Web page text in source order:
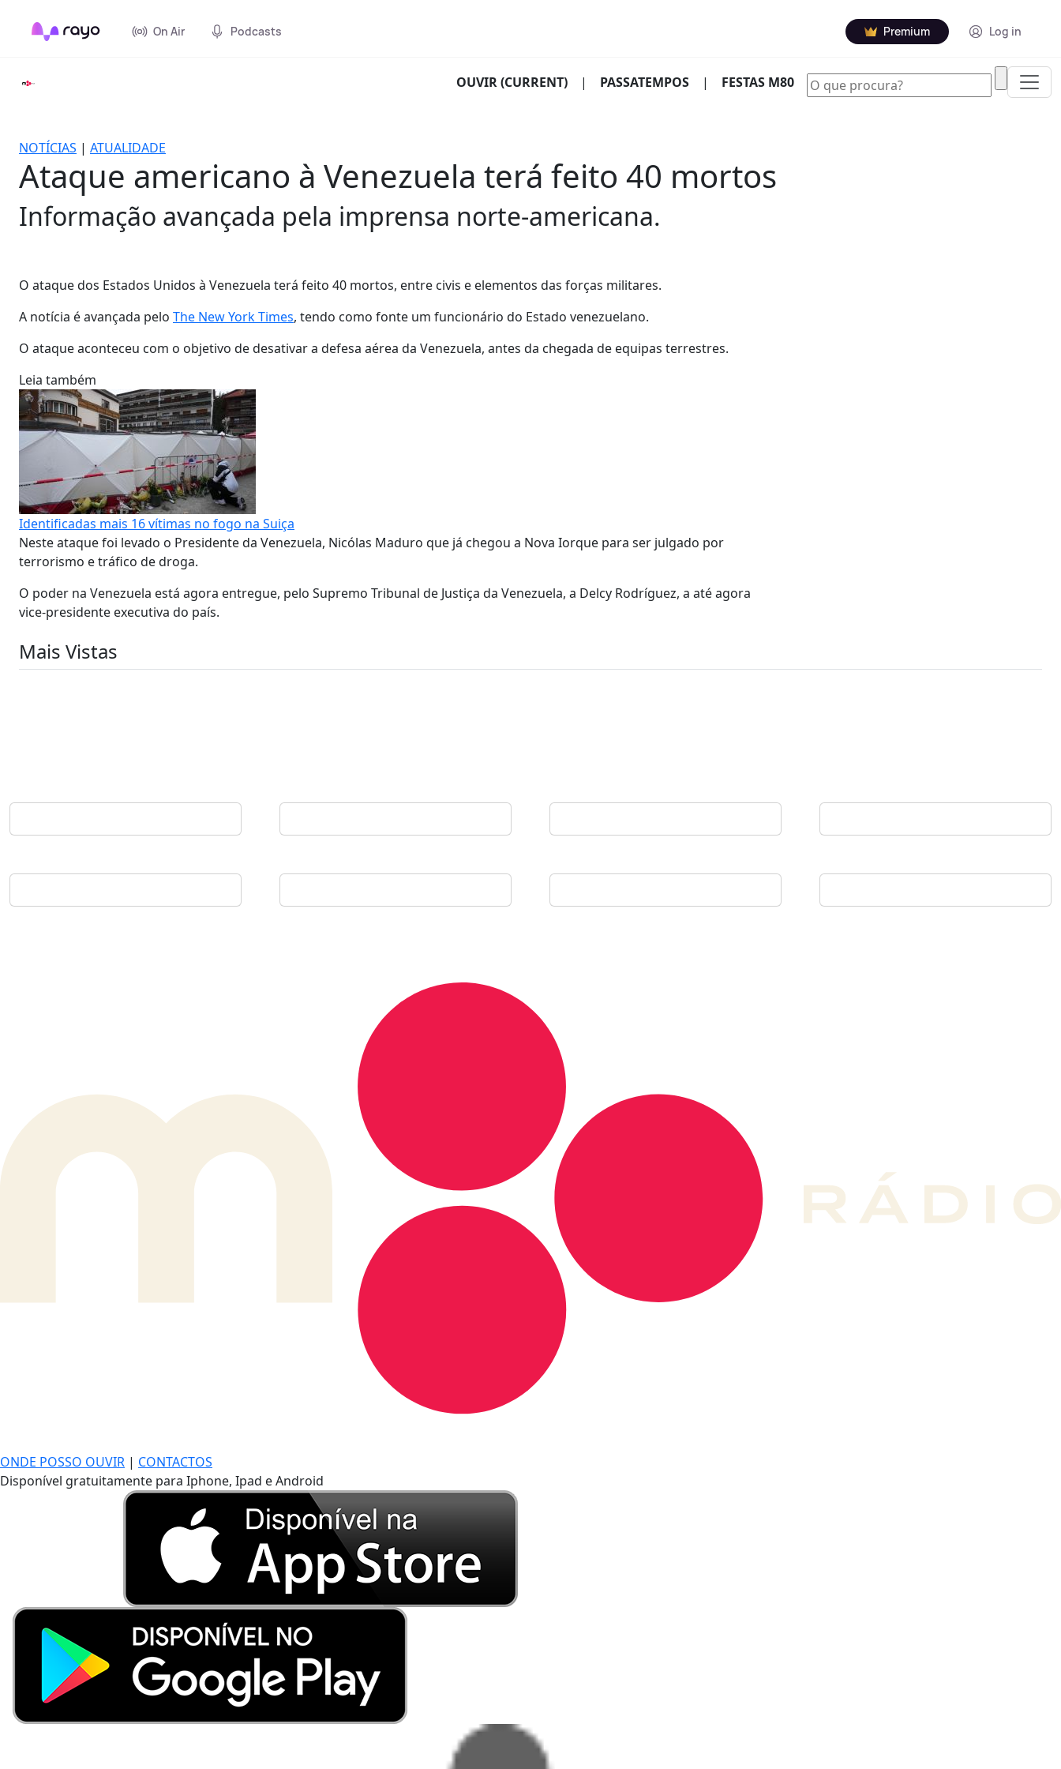
On Air Podcasts Premium Log in
OUVIR(CURRENT) | PASSATEMPOS | FESTAS M80
NOTÍCIAS | ATUALIDADE
Ataque americano à Venezuela terá feito 40 mortos
Informação avançada pela imprensa norte-americana.
O ataque dos Estados Unidos à Venezuela terá feito 40 mortos, entre civis e elementos das forças militares.
A notícia é avançada pelo The New York Times, tendo como fonte um funcionário do Estado venezuelano.
O ataque aconteceu com o objetivo de desativar a defesa aérea da Venezuela, antes da chegada de equipas terrestres.
Leia também
Identificadas mais 16 vítimas no fogo na Suiça
Neste ataque foi levado o Presidente da Venezuela, Nicólas Maduro que já chegou a Nova Iorque para ser julgado por
terrorismo e tráfico de droga.
O poder na Venezuela está agora entregue, pelo Supremo Tribunal de Justiça da Venezuela, a Delcy Rodríguez, a até agora
vice-presidente executiva do país.
Mais Vistas
ONDE POSSO OUVIR | CONTACTOS
Disponível gratuitamente para Iphone, Ipad e Android